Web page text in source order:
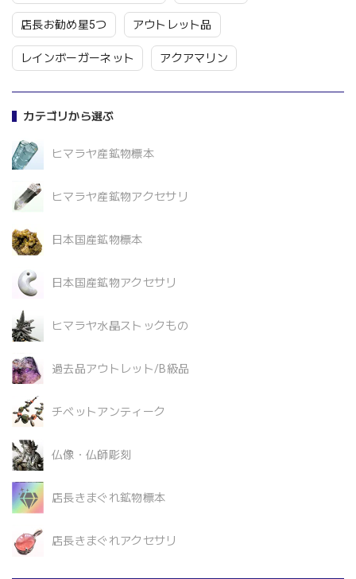
店長お勧め星5つ アウトレット品
レインボーガーネット アクアマリン
カテゴリから選ぶ
ヒマラヤ産鉱物標本
ヒマラヤ産鉱物アクセサリ
日本国産鉱物標本
日本国産鉱物アクセサリ
ヒマラヤ水晶ストックもの
過去品アウトレット/B級品
チベットアンティーク
仏像・仏師彫刻
店長きまぐれ鉱物標本
店長きまぐれアクセサリ